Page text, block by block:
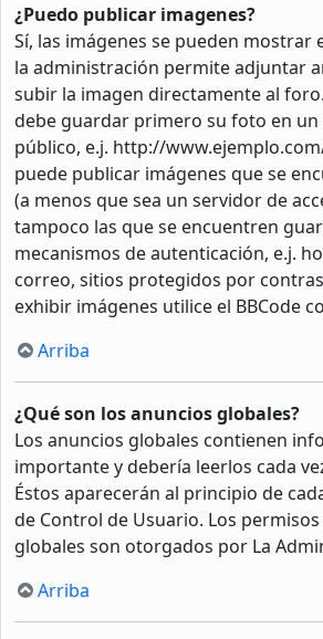
¿Puedo publicar imagenes?
Sí, las imágenes se pueden mostrar
la administración permite adjuntar
subir la imagen directamente al
debe guardar primero su foto en un
público, e.j. http://
puede publicar imágenes que se
(a menos que sea un servidor de
tampoco las que se encuentren
mecanismos de autenticación, e.j.
correo, sitios protegidos por
exhibir imágenes utilice el BBCode
Arriba
¿Qué son los anuncios globales?
Los anuncios globales contienen
importante y debería leerlos cada
Éstos aparecerán al principio de
de Control de Usuario. Los
globales son otorgados por La
Arriba